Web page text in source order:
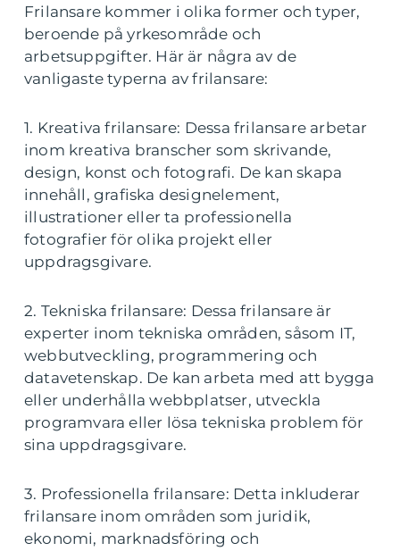
Frilansare kommer i olika former och typer,
beroende på yrkesområde och
arbetsuppgifter. Här är några av de
vanligaste typerna av frilansare:
1. Kreativa frilansare: Dessa frilansare arbetar
inom kreativa branscher som skrivande,
design, konst och fotografi. De kan skapa
innehåll, grafiska designelement,
illustrationer eller ta professionella
fotografier för olika projekt eller
uppdragsgivare.
2. Tekniska frilansare: Dessa frilansare är
experter inom tekniska områden, såsom IT,
webbutveckling, programmering och
datavetenskap. De kan arbeta med att bygga
eller underhålla webbplatser, utveckla
programvara eller lösa tekniska problem för
sina uppdragsgivare.
3. Professionella frilansare: Detta inkluderar
frilansare inom områden som juridik,
ekonomi, marknadsföring och